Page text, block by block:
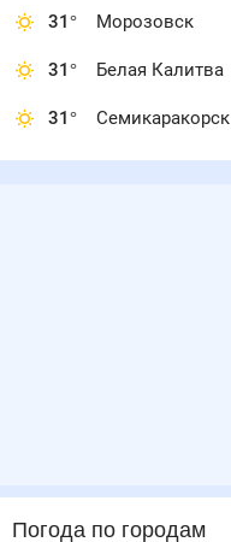
31° Морозовск
31° Белая Калитва
31° Семикаракорск
Погода по городам